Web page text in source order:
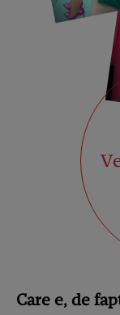
Care e, de